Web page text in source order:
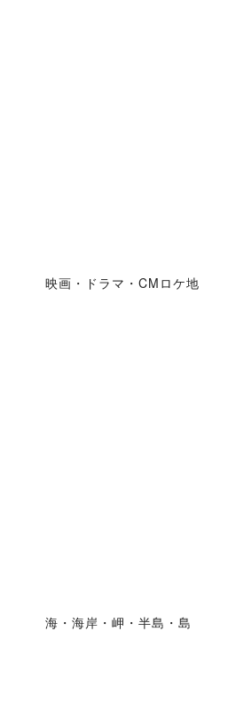
映画・ドラマ・CMロケ地
海・海岸・岬・半島・島